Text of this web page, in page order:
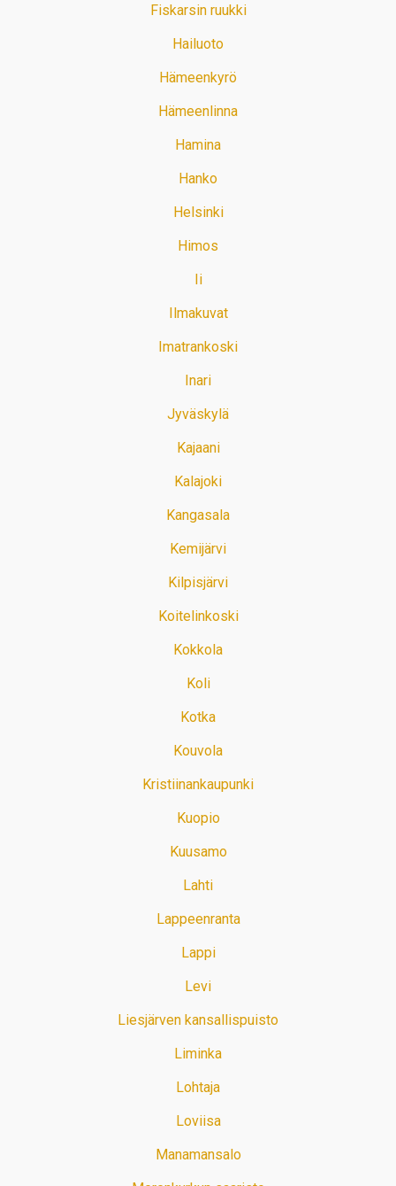
Fiskarsin ruukki
Hailuoto
Hämeenkyrö
Hämeenlinna
Hamina
Hanko
Helsinki
Himos
Ii
Ilmakuvat
Imatrankoski
Inari
Jyväskylä
Kajaani
Kalajoki
Kangasala
Kemijärvi
Kilpisjärvi
Koitelinkoski
Kokkola
Koli
Kotka
Kouvola
Kristiinankaupunki
Kuopio
Kuusamo
Lahti
Lappeenranta
Lappi
Levi
Liesjärven kansallispuisto
Liminka
Lohtaja
Loviisa
Manamansalo